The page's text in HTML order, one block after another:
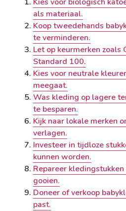
Kies voor biologisch
als materiaal.
Koop tweedehands
te verminderen.
Let op keurmerken zoals
Standard 100.
Kies voor neutrale
meegaat.
Was kleding op lagere
te besparen.
Kijk naar lokale merken
verlagen.
Investeer in tijdloze
kunnen worden.
Repareer
gooien.
Doneer of verkoop
past.